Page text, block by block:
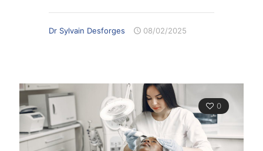
Dr Sylvain Desforges 08/02/2025
0